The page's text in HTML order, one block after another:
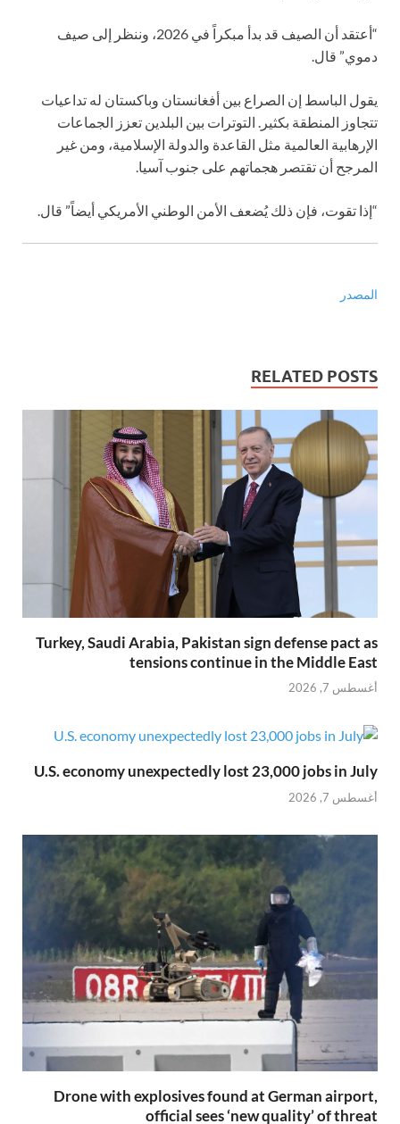
“أعتقد أن الصيف قد بدأ مبكراً في 2026، وننظر إلى صيف
دموي” قال.
يقول الباسط إن الصراع بين أفغانستان وباكستان له تداعيات
تتجاوز المنطقة بكثير. التوترات بين البلدين تعزز الجماعات
الإرهابية العالمية مثل القاعدة والدولة الإسلامية، ومن غير
المرجح أن تقتصر هجماتهم على جنوب آسيا.
“إذا تقوت، فإن ذلك يُضعف الأمن الوطني الأمريكي أيضاً” قال.
المصدر
RELATED POSTS
Turkey, Saudi Arabia, Pakistan sign defense pact as
tensions continue in the Middle East
أغسطس 7, 2026
U.S. economy unexpectedly lost 23,000 jobs in July
أغسطس 7, 2026
Drone with explosives found at German airport,
official sees ‘new quality’ of threat